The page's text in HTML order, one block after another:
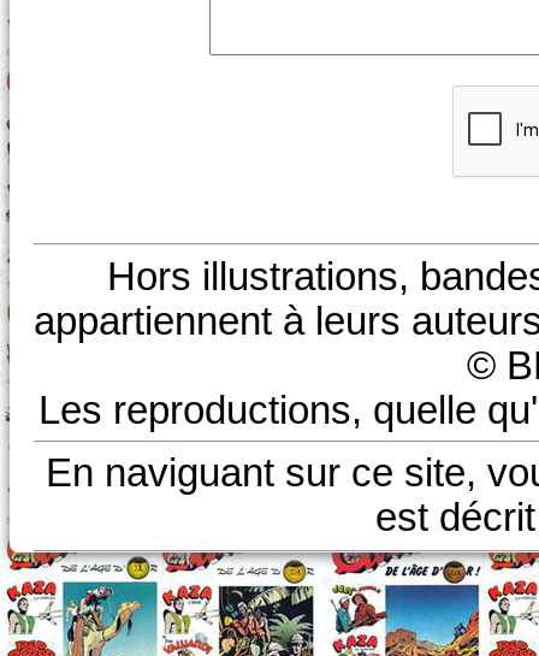
Hors illustrations,
appartiennent à leurs
©
Les reproductions, quelle
En naviguant sur ce site,
est